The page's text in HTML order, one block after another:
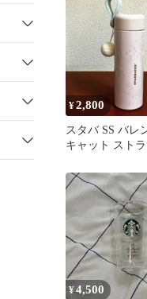
¥2,800
スタバ SS バレ
キャット ストラ
¥4,500